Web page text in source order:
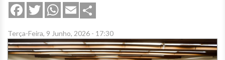
FacebookTwitterWhatsApp
Email
Terça-Feira, 9 Junho, 2026 - 17:30